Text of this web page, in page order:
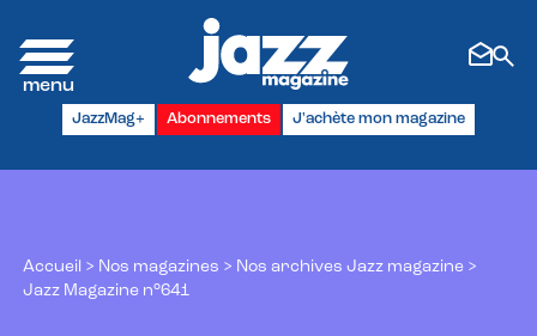
JazzMag+ Abonnements J'achète mon magazine
Accueil > Nos magazines > Nos archives Jazz magazine >
Jazz Magazine n°641